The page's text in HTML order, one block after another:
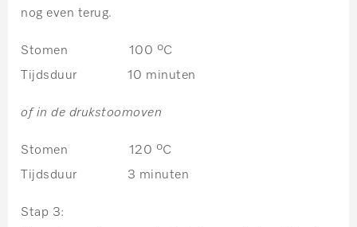
nog even terug.
Stomen 100 ºC
Tijdsduur 10 minuten
of in de drukstoomoven
Stomen 120 ºC
Tijdsduur 3 minuten
Stap 3: